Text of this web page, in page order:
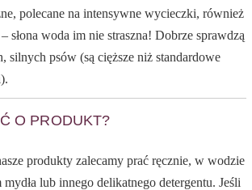
polecane na intensywne wycieczki, również
słona woda im nie straszna! Dobrze sprawdzą
silnych psów (są cięższe niż standardowe
O PRODUKT?
produkty zalecamy prać ręcznie, w wodzie
mydła lub innego delikatnego detergentu. Jeśli